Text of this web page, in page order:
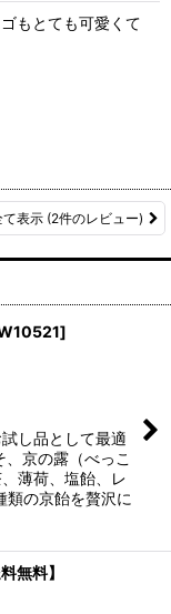
もとても可愛くて
て表示 (2件のレビュー)
]
し品として最適
京の露（べっこ
薄荷、塩飴、レ
類の京飴を贅沢に
無料】